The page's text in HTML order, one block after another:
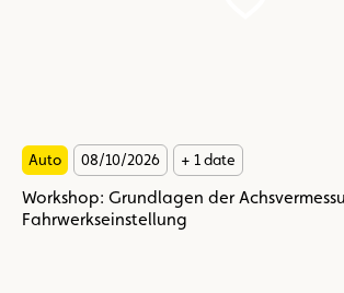
Auto 08/10/2026 + 1 date
Workshop: Grundlagen der
Fahrwerkseinstellung